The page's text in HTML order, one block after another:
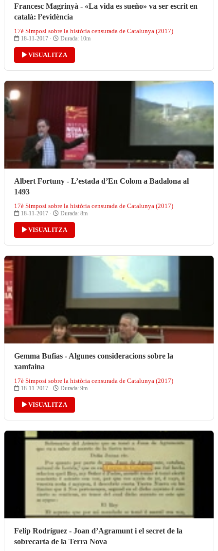
Francesc Magrinyà - «La vida es sueño» va ser escrit en
català: l’evidència
17è Simposi sobre la història censurada de Catalunya (2017)
18-11-2017 · Durada: 10m
VISUALITZA
Albert Fortuny - L’estada d’En Colom a Badalona al
1493
17è Simposi sobre la història censurada de Catalunya (2017)
18-11-2017 · Durada: 8m
VISUALITZA
Gemma Bufias - Algunes consideracions sobre la
xamfaina
17è Simposi sobre la història censurada de Catalunya (2017)
18-11-2017 · Durada: 9m
VISUALITZA
Felip Rodríguez - Joan d’Agramunt i el secret de la
sobrecarta de la Terra Nova